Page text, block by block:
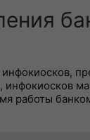
инфокиосков
работы